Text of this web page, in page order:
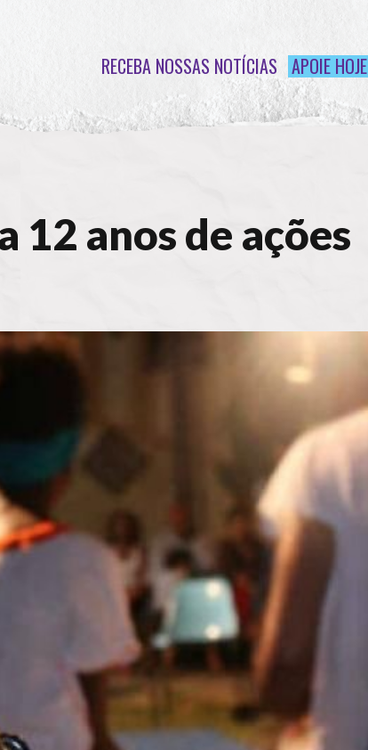
RECEBA NOSSAS NOTÍCIAS APOIE HOJE
anos de ações